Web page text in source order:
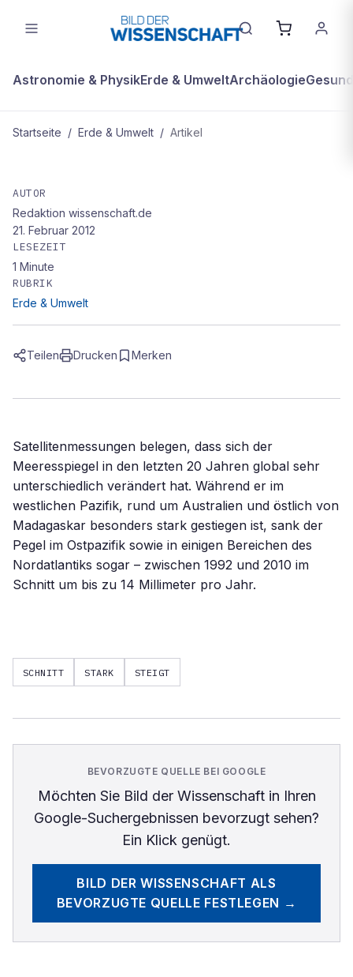
Astronomie & PhysikErde & UmweltArchäologie
Startseite / Erde & Umwelt / Artikel
Das Wasser steigt nicht überall
AUTOR
Redaktion wissenschaft.de
21. Februar 2012
LESEZEIT
1 Minute
RUBRIK
Erde & Umwelt
Teilen Drucken Merken
Satellitenmessungen belegen, dass sich der
Meeresspiegel in den letzten 20 Jahren global sehr
unterschiedlich verändert hat. Während er im
westlichen Pazifik, rund um Australien und östlich von
Madagaskar besonders stark gestiegen ist, sank der
Pegel im Ostpazifik sowie in einigen Bereichen des
Nordatlantiks sogar – zwischen 1992 und 2010 im
Schnitt um bis zu 14 Millimeter pro Jahr.
SCHNITT STARK STEIGT
BEVORZUGTE QUELLE BEI GOOGLE
Möchten Sie Bild der Wissenschaftin Ihren
Google-Suchergebnissen bevorzugt sehen?
Ein Klick genügt.
BILD DER WISSENSCHAFT ALS
BEVORZUGTE QUELLE FESTLEGEN →